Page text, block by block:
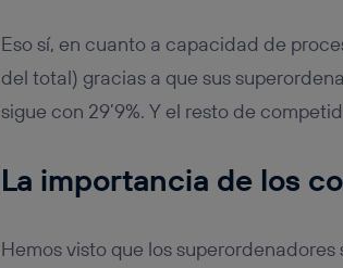
Eso sí, en cuanto a capacidad de
del total) gracias a que sus
sigue con 29’9%. Y el resto de
La importancia de los
Hemos visto que los superordenadores